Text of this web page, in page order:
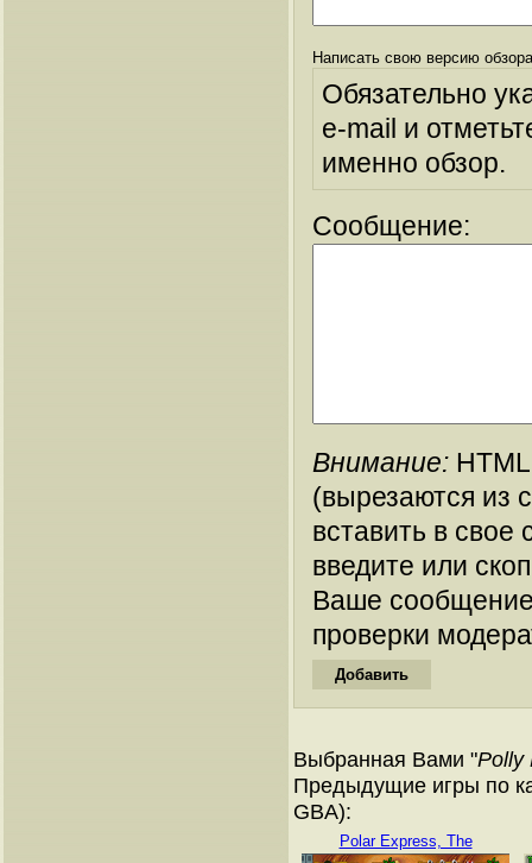
Написать свою версию
Обязательно
e-mail и
именно обзор.
Сообщение:
Внимание:
(вырезаются из
вставить в
введите или
Ваше
проверки
Выбранная Вами "Polly
Предыдущие игры по
GBA):
Polar Express, The